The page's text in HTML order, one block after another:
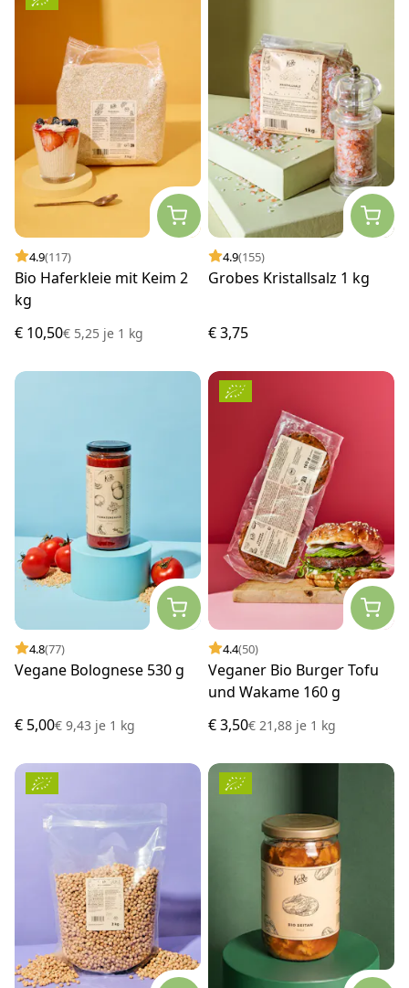
4.9(117)
Bio Haferkleie mit Keim 2
kg
€ 10,50€ 5,25 je 1 kg
4.9(155)
Grobes Kristallsalz 1 kg
€ 3,75
4.8(77)
Vegane Bolognese 530 g
€ 5,00€ 9,43 je 1 kg
4.4(50)
Veganer Bio Burger Tofu
und Wakame 160 g
€ 3,50€ 21,88 je 1 kg